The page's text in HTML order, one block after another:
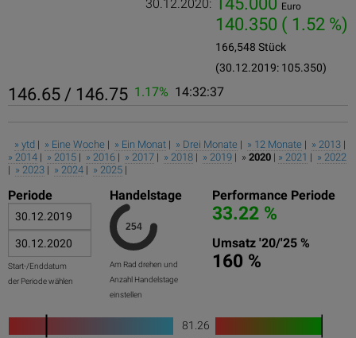
30.12.2020: Euro
140.350 ( 1.52 %)
166,548 Stück
(30.12.2019: 105.350)
146.65 / 146.75 1.17% 14:32:37
» ytd | » Eine Woche | » Ein Monat | » Drei Monate | » 12 Monate | » 2013 |
» 2014 | » 2015 | » 2016 | » 2017 | » 2018 | » 2019 | » 2020 | » 2021 | » 2022
| » 2023 | » 2024 | » 2025 |
Periode
Start-/Enddatum
der Periode wählen
Handelstage
Am Rad drehen und
Anzahl Handelstage
einstellen
Performance Periode
33.22 %
Umsatz '20/'25 %
160 %
81.26
1